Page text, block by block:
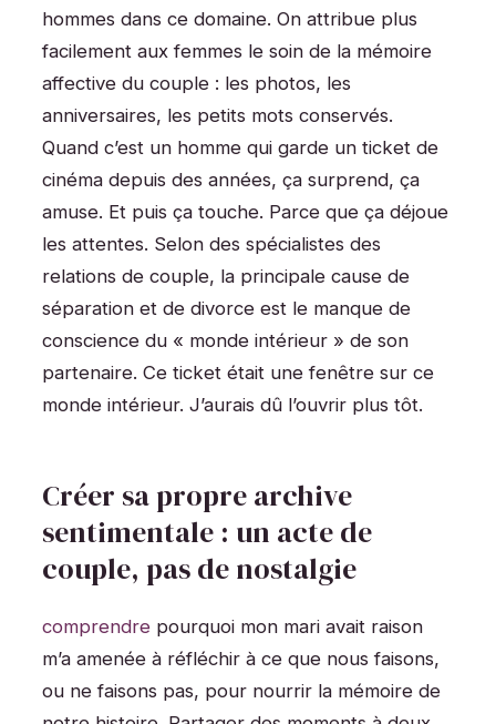
hommes dans ce domaine. On attribue plus
facilement aux femmes le soin de la mémoire
affective du couple : les photos, les
anniversaires, les petits mots conservés.
Quand c’est un homme qui garde un ticket de
cinéma depuis des années, ça surprend, ça
amuse. Et puis ça touche. Parce que ça déjoue
les attentes. Selon des spécialistes des
relations de couple, la principale cause de
séparation et de divorce est le manque de
conscience du « monde intérieur » de son
partenaire. Ce ticket était une fenêtre sur ce
monde intérieur. J’aurais dû l’ouvrir plus tôt.
Créer sa propre archive
sentimentale : un acte de
couple, pas de nostalgie
comprendre pourquoi mon mari avait raison
m’a amenée à réfléchir à ce que nous faisons,
ou ne faisons pas, pour nourrir la mémoire de